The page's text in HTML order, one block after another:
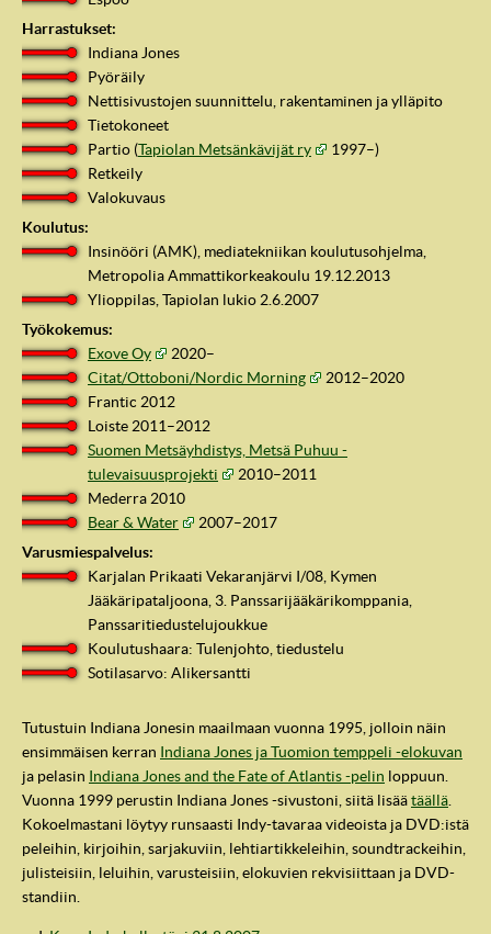
Harrastukset:
Indiana Jones
Pyöräily
Nettisivustojen suunnittelu, rakentaminen ja ylläpito
Tietokoneet
Partio (Tapiolan Metsänkävijät ry
1997–)
Retkeily
Valokuvaus
Koulutus:
Insinööri (AMK), mediatekniikan koulutusohjelma,
Metropolia Ammattikorkeakoulu 19.12.2013
Ylioppilas, Tapiolan lukio 2.6.2007
Työkokemus:
Exove Oy
2020–
Citat/Ottoboni/Nordic Morning
2012–2020
Frantic 2012
Loiste 2011–2012
Suomen Metsäyhdistys, Metsä Puhuu -
tulevaisuusprojekti
2010–2011
Mederra 2010
Bear & Water
2007–2017
Varusmiespalvelus:
Karjalan Prikaati Vekaranjärvi I/08, Kymen
Jääkäripataljoona, 3. Panssarijääkärikomppania,
Panssaritiedustelujoukkue
Koulutushaara: Tulenjohto, tiedustelu
Sotilasarvo: Alikersantti
Tutustuin Indiana Jonesin maailmaan vuonna 1995, jolloin näin
ensimmäisen kerran Indiana Jones ja Tuomion temppeli -elokuvan
ja pelasin Indiana Jones and the Fate of Atlantis -pelin loppuun.
Vuonna 1999 perustin Indiana Jones -sivustoni, siitä lisäätäällä
Kokoelmastani löytyy runsaasti Indy-tavaraa videoista ja DVD:istä
peleihin, kirjoihin, sarjakuviin, lehtiartikkeleihin, soundtrackeihin,
julisteisiin, leluihin, varusteisiin, elokuvien rekvisiittaan ja DVD-
standiin.